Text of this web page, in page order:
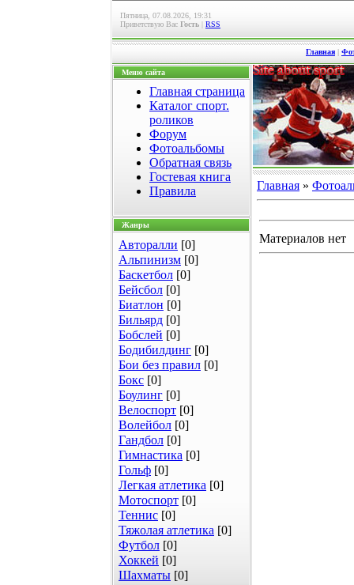
Пятница, 07.08.2026, 19:31
Приветствую Вас Гость | RSS
Главная |
Меню сайта
Главная страница
Каталог спорт.
роликов
Форум
Фотоальбомы
Обратная связь
Гостевая книга
Правила
Жанры
Авторалли [0]
Альпинизм [0]
Баскетбол [0]
Бейсбол [0]
Биатлон [0]
Бильярд [0]
Бобслей [0]
Бодибилдинг [0]
Бои без правил [0]
Бокс [0]
Боулинг [0]
Велоспорт [0]
Волейбол [0]
Гандбол [0]
Гимнастика [0]
Гольф [0]
Легкая атлетика [0]
Мотоспорт [0]
Теннис [0]
Тяжолая атлетика [0]
Футбол [0]
Хоккей [0]
Шахматы [0]
Главная »
Материалов нет